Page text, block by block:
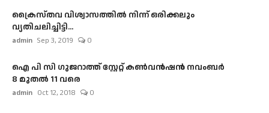
ക്രൈസ്തവ വിശ്വാസത്തിൽ നിന്ന് ഒരിക്കലും
വ്യതിചലിച്ചിട്ടി...
admin Sep 3, 2019 0
ഐ പി സി ഗുജറാത്ത് സ്റ്റേറ്റ് കൺവൻഷൻ നവംബർ
8 മുതൽ 11 വരെ
admin Oct 12, 2018 0